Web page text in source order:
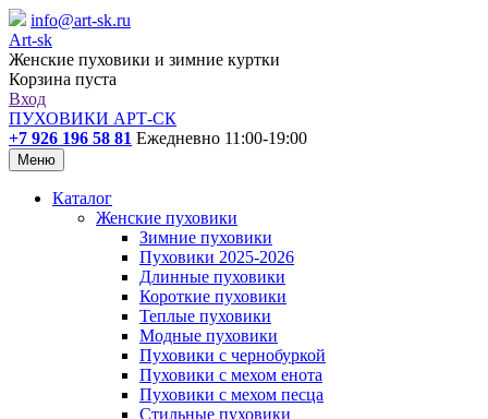
info@art-sk.ru
Art-sk
Женские пуховики и зимние куртки
Корзина пуста
Вход
ПУХОВИКИ АРТ-СК
+7 926 196 58 81 Ежедневно 11:00-19:00
Меню
Каталог
Женские пуховики
Зимние пуховики
Пуховики 2025-2026
Длинные пуховики
Короткие пуховики
Теплые пуховики
Модные пуховики
Пуховики с чернобуркой
Пуховики с мехом енота
Пуховики с мехом песца
Стильные пуховики